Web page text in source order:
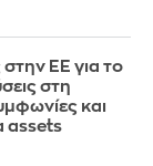
ΕΕ για το
στη
και
assets